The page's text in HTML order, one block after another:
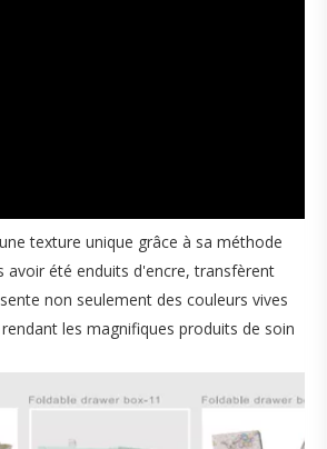
texture unique grâce à sa méthode
avoir été enduits d'encre, transfèrent
non seulement des couleurs vives
les magnifiques produits de soin